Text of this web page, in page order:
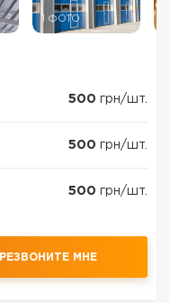
1 ФОТО
500 грн/шт.
500 грн/шт.
500 грн/шт.
МНЕ